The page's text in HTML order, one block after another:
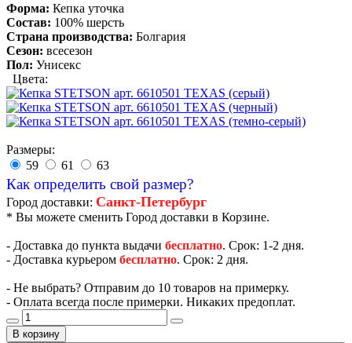
Форма: Кепка уточка
Состав: 100% шерсть
Страна производства: Болгария
Сезон: всесезон
Пол: Унисекс
Цвета:
Размеры:
59
61 63
Как определить свой размер?
Город доставки: Санкт-Петербург
* Вы можете сменить Город доставки в Корзине.
- Доставка до пункта выдачи бесплатно. Срок: 1-2 дня.
- Доставка курьером бесплатно. Срок: 2 дня.
- Не выбрать? Отправим до 10 товаров на примерку.
- Оплата всегда после примерки. Никаких предоплат.
В корзину